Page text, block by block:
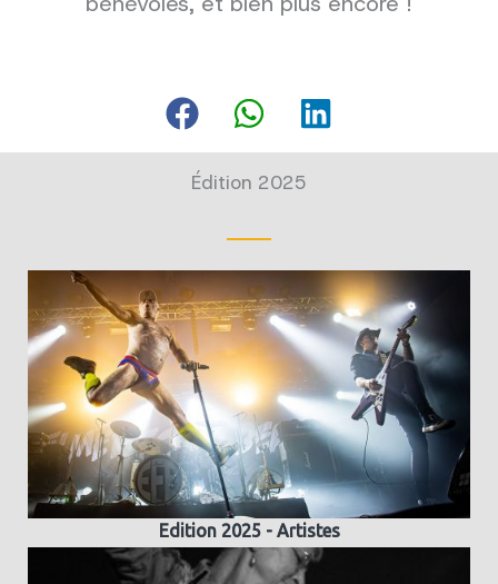
Édition 2025
Edition 2025 - Artistes